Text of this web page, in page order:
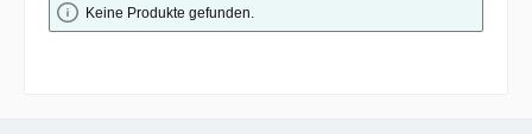
Keine Produkte gefunden.